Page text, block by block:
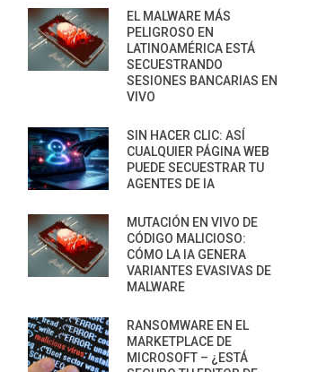
EL MALWARE MÁS
PELIGROSO EN
LATINOAMÉRICA ESTÁ
SECUESTRANDO
SESIONES BANCARIAS EN
VIVO
SIN HACER CLIC: ASÍ
CUALQUIER PÁGINA WEB
PUEDE SECUESTRAR TU
AGENTES DE IA
MUTACIÓN EN VIVO DE
CÓDIGO MALICIOSO:
CÓMO LA IA GENERA
VARIANTES EVASIVAS DE
MALWARE
RANSOMWARE EN EL
MARKETPLACE DE
MICROSOFT – ¿ESTÁ